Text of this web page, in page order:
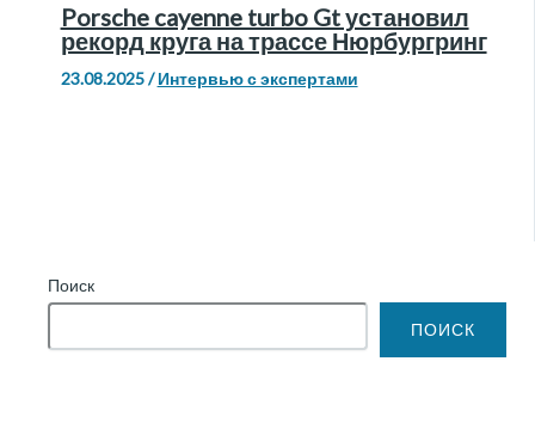
Поиск
ПОИСК
Porsche cayenne turbo Gt установил
рекорд круга на трассе Нюрбургринг
23.08.2025/Интервью с экспертами